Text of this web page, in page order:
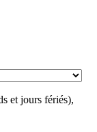
et jours fériés),